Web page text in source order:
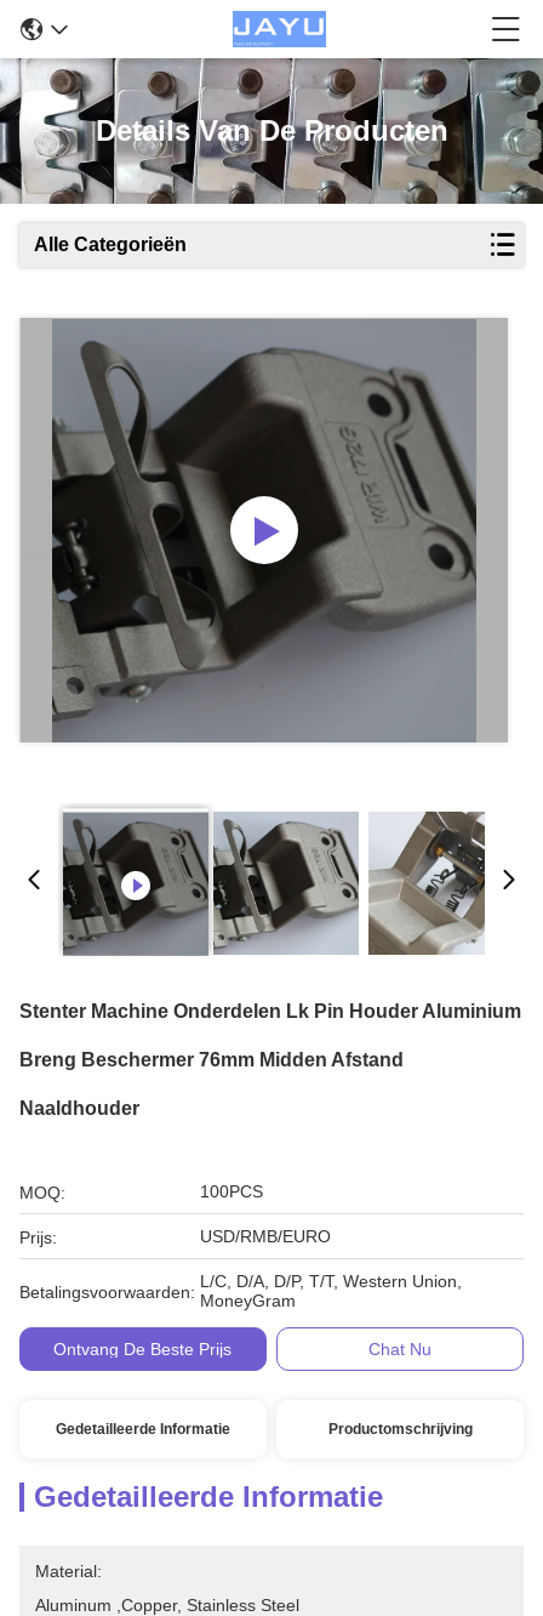
Details Van De Producten
Alle Categorieën
Stenter Machine Onderdelen Lk Pin Houder Aluminium
Breng Beschermer 76mm Midden Afstand
Naaldhouder
MOQ: 100PCS
Prijs: USD/RMB/EURO
Betalingsvoorwaarden:
L/C, D/A, D/P, T/T, Western Union,
MoneyGram
Ontvang De Beste Prijs Chat Nu
Gedetailleerde Informatie Productomschrijving
Gedetailleerde Informatie
Material:
Aluminum ,copper, Stainless Steel